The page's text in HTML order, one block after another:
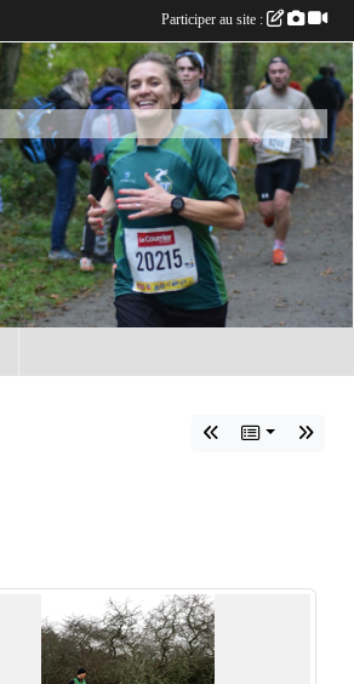
Participer au site :